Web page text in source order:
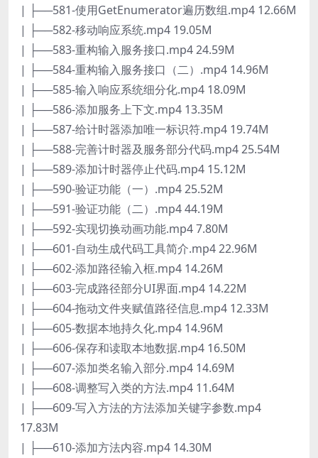
| ├──581-使用GetEnumerator遍历数组.mp4 12.66M
| ├──582-移动响应系统.mp4 19.05M
| ├──583-重构输入服务接口.mp4 24.59M
| ├──584-重构输入服务接口（二）.mp4 14.96M
| ├──585-输入响应系统细分化.mp4 18.09M
| ├──586-添加服务上下文.mp4 13.35M
| ├──587-给计时器添加唯一标识符.mp4 19.74M
| ├──588-完善计时器及服务部分代码.mp4 25.54M
| ├──589-添加计时器停止代码.mp4 15.12M
| ├──590-验证功能（一）.mp4 25.52M
| ├──591-验证功能（二）.mp4 44.19M
| ├──592-实现切换动画功能.mp4 7.80M
| ├──601-自动生成代码工具简介.mp4 22.96M
| ├──602-添加路径输入框.mp4 14.26M
| ├──603-完成路径部分UI界面.mp4 14.22M
| ├──604-拖动文件夹赋值路径信息.mp4 12.33M
| ├──605-数据本地持久化.mp4 14.96M
| ├──606-保存和读取本地数据.mp4 16.50M
| ├──607-添加类名输入部分.mp4 14.69M
| ├──608-调整写入类的方法.mp4 11.64M
| ├──609-写入方法的方法添加关键字参数.mp4
17.83M
| ├──610-添加方法内容.mp4 14.30M